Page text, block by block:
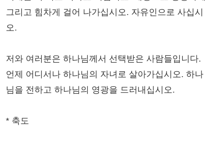
그리고 힘차게 걸어 나가십시오. 자유인으로 사십시
오.
저와 여러분은 하나님께서 선택받은 사람들입니다.
언제 어디서나 하나님의 자녀로 살아가십시오. 하나
님을 전하고 하나님의 영광을 드러내십시오.
* 축도